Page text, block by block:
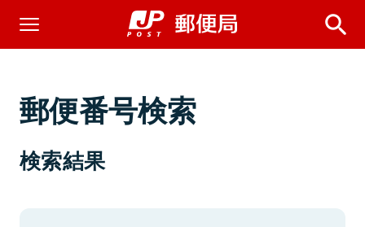
郵便番号検索
検索結果